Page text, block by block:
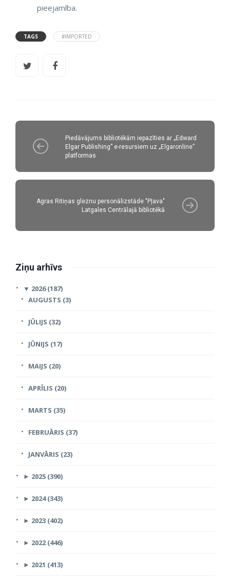
pieejamība.
TAGS #IMPORTED
Piedāvājums bibliotēkām iepazīties ar „Edward
Elgar Publishing” e-resursiem uz „Elgaronline”
platformas
Agras Ritiņas gleznu personālizstāde "Pļava"
Latgales Centrālajā bibliotēkā
Ziņu arhīvs
▼ 2026 (187)
AUGUSTS (3)
JŪLIJS (32)
JŪNIJS (17)
MAIJS (20)
APRĪLIS (20)
MARTS (35)
FEBRUĀRIS (37)
JANVĀRIS (23)
► 2025 (390)
► 2024 (343)
► 2023 (402)
► 2022 (446)
► 2021 (413)